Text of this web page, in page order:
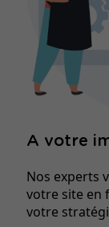
A votre
Nos experts
votre site en
votre